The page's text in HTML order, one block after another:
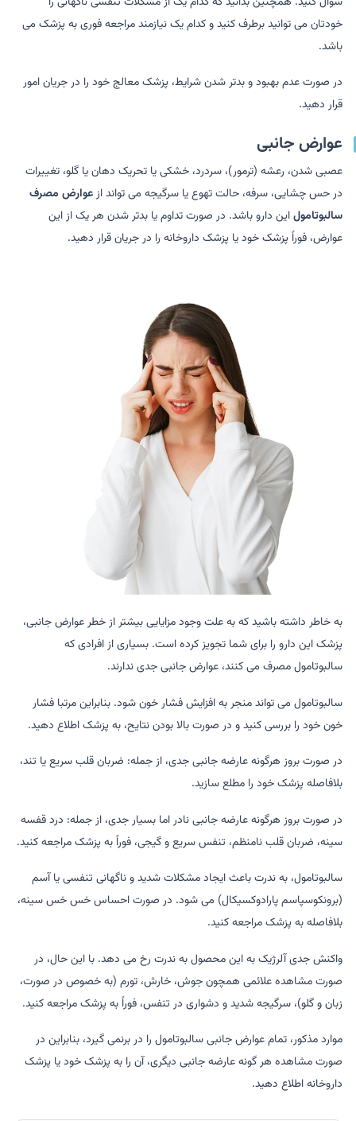
خودتان می توانید برطرف کنید و کدام یک نیازمند مراجعه فوری به پزشک می
باشد.
در صورت عدم بهبود و بدتر شدن شرایط، پزشک معالج خود را در جریان امور
قرار دهید.
عوارض جانبی
عصبی شدن، رعشه (ترمور)، سردرد، خشکی یا تحریک دهان یا گلو، تغییرات
در حس چشایی، سرفه، حالت تهوع یا سرگیجه می تواند ازعوارض مصرف
سالبوتامولاین دارو باشد. در صورت تداوم یا بدتر شدن هر یک از این
عوارض، فوراً پزشک خود یا پزشک داروخانه را در جریان قرار دهید.
به خاطر داشته باشید که به علت وجود مزایایی بیشتر از خطر عوارض جانبی،
پزشک این دارو را برای شما تجویز کرده است. بسیاری از افرادی که
سالبوتامول مصرف می کنند، عوارض جانبی جدی ندارند.
سالبوتامول می تواند منجر به افزایش فشار خون شود. بنابراین مرتبا فشار
خون خود را بررسی کنید و در صورت بالا بودن نتایح، به پزشک اطلاع دهید.
در صورت بروز هرگونه عارضه جانبی جدی، از جمله: ضربان قلب سریع یا تند،
بلافاصله پزشک خود را مطلع سازید.
در صورت بروز هرگونه عارضه جانبی نادر اما بسیار جدی، از جمله: درد قفسه
سینه، ضربان قلب نامنظم، تنفس سریع و گیجی، فوراً به پزشک مراجعه کنید.
سالبوتامول، به ندرت باعث ایجاد مشکلات شدید و ناگهانی تنفسی یا آسم
(برونکوسپاسم پارادوکسیکال) می شود. در صورت احساس خس خس سینه،
بلافاصله به پزشک مراجعه کنید.
واکنش جدی آلرژیک به این محصول به ندرت رخ می دهد. با این حال، در
صورت مشاهده علائمی همچون جوش، خارش، تورم (به خصوص در صورت،
زبان و گلو)، سرگیجه شدید و دشواری در تنفس، فوراً به پزشک مراجعه کنید.
موارد مذکور، تمام عوارض جانبی سالبوتامول را در برنمی گیرد، بنابراین در
صورت مشاهده هر گونه عارضه جانبی دیگری، آن را به پزشک خود یا پزشک
داروخانه اطلاع دهید.